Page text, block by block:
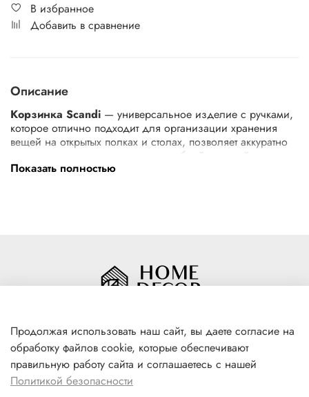
В избранное
Добавить в сравнение
Описание
Корзинка Scandi — универсальное изделие с ручками,
которое отлично подходит для организации хранения
вещей на открытых полках и столах, позволяет аккуратно
хранить предметы дома: в гардеробной, детской, на
рабочем столе, в кухне, ванной или прихожей. Корзина
Изделие произведено в России.
Показать полностью
+7(996) 316 00 81
г. Якутск, ул. Лермонтова 102
Продолжая использовать наш сайт, вы даете согласие на
обработку файлов cookie, которые обеспечивают
правильную работу сайта и соглашаетесь с нашей
Политикой безопасности